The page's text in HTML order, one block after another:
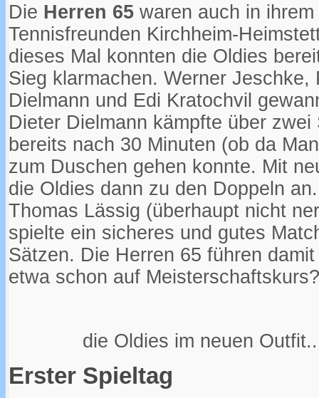
Die Herren 65 waren auch in
Tennisfreunden Kirchheim-
dieses Mal konnten die Oldies
Sieg klarmachen. Werner Jeschke,
Dielmann und Edi Kratochvil
Dieter Dielmann kämpfte über
bereits nach 30 Minuten (ob da
zum Duschen gehen konnte. Mit
die Oldies dann zu den Doppeln
Thomas Lässig (überhaupt nicht
spielte ein sicheres und gutes
Sätzen. Die Herren 65 führen
etwa schon auf Meisterschaftskurs?
die Oldies im neuen
Erster Spieltag